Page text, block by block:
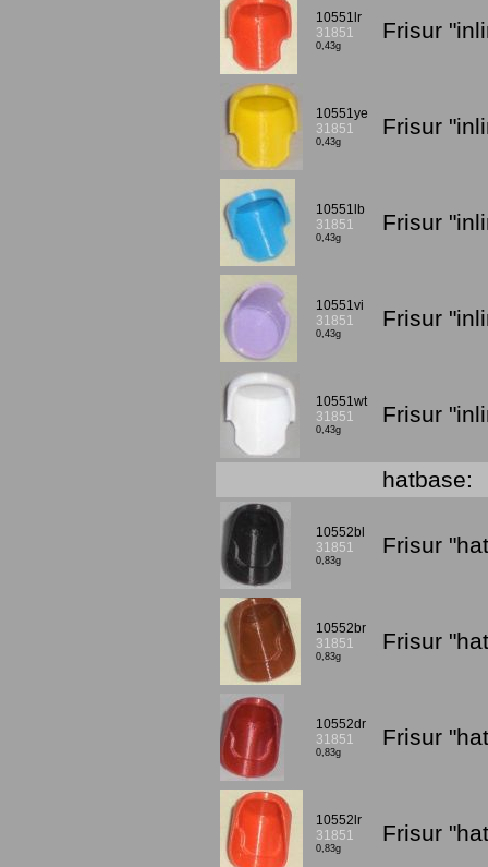
10551lr
31851
0,43g
Frisur
10551ye
31851
0,43g
Frisur
10551lb
31851
0,43g
Frisur
10551vi
31851
0,43g
Frisur
10551wt
31851
0,43g
Frisur
hatbase:
10552bl
31851
0,83g
Frisur
10552br
31851
0,83g
Frisur
10552dr
31851
0,83g
Frisur
10552lr
31851
0,83g
Frisur